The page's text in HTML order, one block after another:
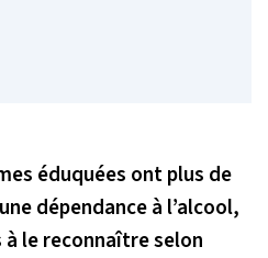
éduquées ont plus de
dépendance à l’alcool,
le reconnaître selon